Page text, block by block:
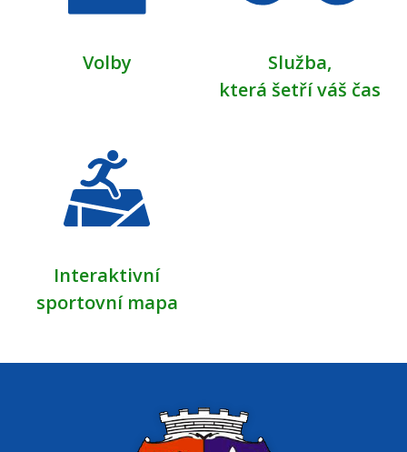
Volby
Služba,
která šetří váš čas
Interaktivní
sportovní mapa